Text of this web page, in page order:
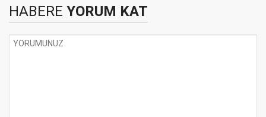
HABERE YORUM KAT